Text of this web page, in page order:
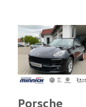
Porsche